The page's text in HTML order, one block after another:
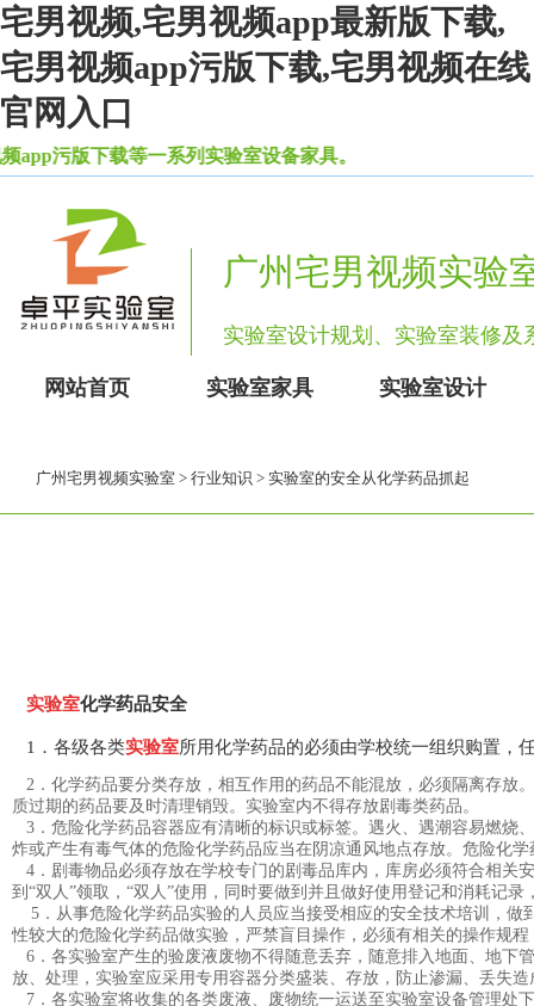
宅男视频,宅男视频app最新版下载,
宅男视频app污版下载,宅男视频在线
官网入口
app污版下载等一系列实验室设备家具。
广州宅男视频实验
实验室设计规划、实验室装修
网站首页 实验室家具 实验室设计
广州宅男视频实验室 > 行业知识 > 实验室的安全从化学药品抓起
实验室化学药品安全
1．各级各类实验室所用化学药品的必须由学校统一组织购置
2．化学药品要分类存放，相互作用的药品不能混放，必须隔离存放
质过期的药品要及时清理销毁。实验室内不得存放剧毒类药品。
3．危险化学药品容器应有清晰的标识或标签。遇火、遇潮容易燃烧
炸或产生有毒气体的危险化学药品应当在阴凉通风地点存放。危险化学
4．剧毒物品必须存放在学校专门的剧毒品库内，库房必须符合相关安
到“双人”领取，“双人”使用，同时要做到并且做好使用登记和消耗记录
5．从事危险化学药品实验的人员应当接受相应的安全技术培训，做到
性较大的危险化学药品做实验，严禁盲目操作，必须有相关的操作规程
6．各实验室产生的验废液废物不得随意丢弃，随意排入地面、
放、处理，实验室应采用专用容器分类盛装、存放，防止渗漏、丢失造
7．各实验室将收集的各类废液、废物统一运送至实验室设备管理处